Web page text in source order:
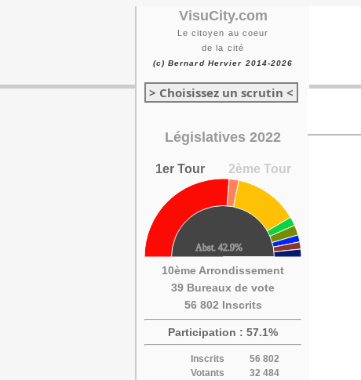
VisuCity.com
Le citoyen au coeur
de la cité
(c) Bernard Hervier 2014-2026
> Choisissez un scrutin <
Législatives 2022
1er Tour 2ème Tour
10ème Arrondissement
39 Bureaux de vote
56 802 Inscrits
Participation : 57.1%
Inscrits
56 802
Votants
32 484